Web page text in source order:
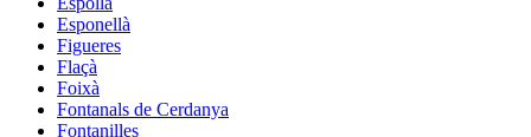
Esponellà
Figueres
Flaçà
Foixà
Fontanals de Cerdanya
Fontanilles